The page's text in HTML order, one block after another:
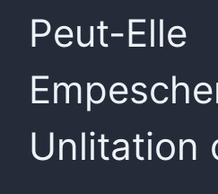
Peut-Elle
Unlitation